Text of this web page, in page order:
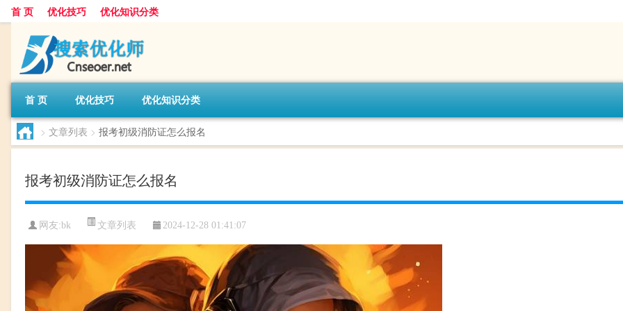
首 页 优化技巧 优化知识分类
首 页 优化技巧 优化知识分类
> 文章列表 > 报考初级消防证怎么报名
报考初级消防证怎么报名
网友:bk 文章列表 2024-12-28 01:41:07